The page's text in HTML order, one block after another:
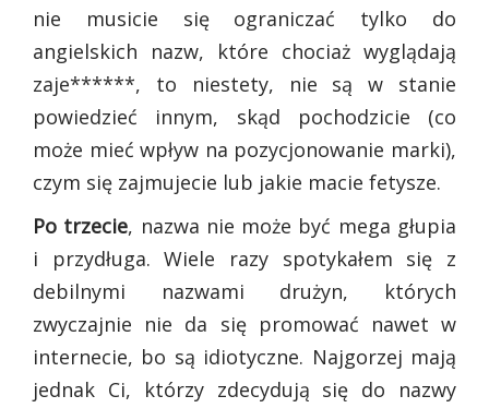
nie musicie się ograniczać tylko do
angielskich nazw, które chociaż wyglądają
zaje******, to niestety, nie są w stanie
powiedzieć innym, skąd pochodzicie (co
może mieć wpływ na pozycjonowanie marki),
czym się zajmujecie lub jakie macie fetysze.
Po trzecie, nazwa nie może być mega głupia
i przydługa. Wiele razy spotykałem się z
debilnymi nazwami drużyn, których
zwyczajnie nie da się promować nawet w
internecie, bo są idiotyczne. Najgorzej mają
jednak Ci, którzy zdecydują się do nazwy